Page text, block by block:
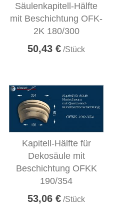
Säulenkapitell-Hälfte
mit Beschichtung OFK-
2K 180/300
50,43 € /Stück
Kapitell-Hälfte für
Dekosäule mit
Beschichtung OFKK
190/354
53,06 € /Stück